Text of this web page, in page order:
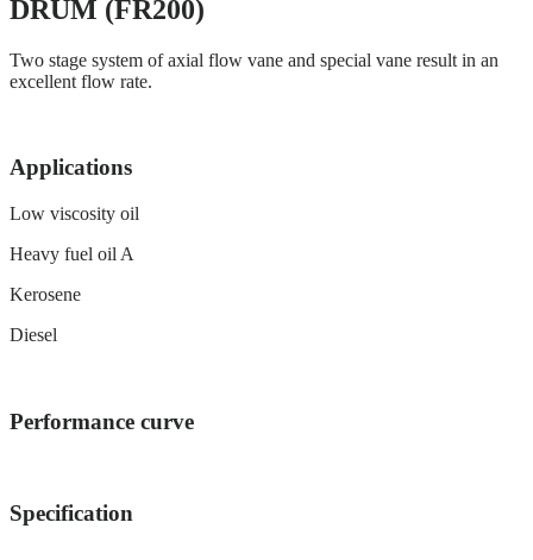
DRUM (FR200)
Two stage system of axial flow vane and special vane result in an
excellent flow rate.
Applications
Low viscosity oil
Heavy fuel oil A
Kerosene
Diesel
Performance curve
Specification